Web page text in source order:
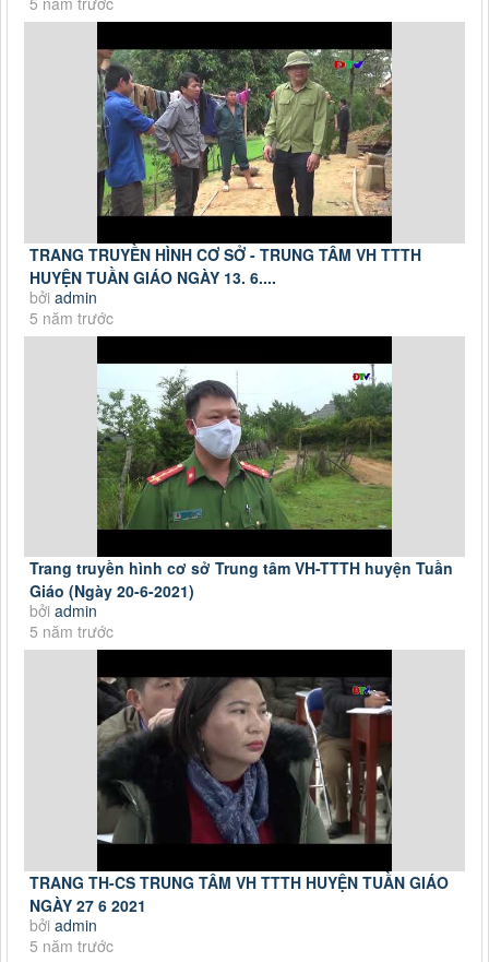
TRANG TRUYỀN HÌNH CƠ SỞ - TRUNG TÂM VH TTTH
HUYỆN TUẦN GIÁO NGÀY 13. 6....
bởi admin
5 năm trước
Trang truyền hình cơ sở Trung tâm VH-TTTH huyện Tuần
Giáo (Ngày 20-6-2021)
bởi admin
5 năm trước
TRANG TH-CS TRUNG TÂM VH TTTH HUYỆN TUẦN GIÁO
NGÀY 27 6 2021
bởi admin
5 năm trước